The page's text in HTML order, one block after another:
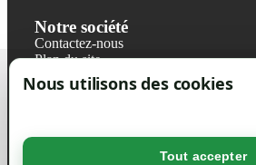
Nous utilisons des cookies
Tout accepter
Notre société
Contactez-nous
Plan du site
Magasin
Mentions légales
Politique de confidentialité RGPD